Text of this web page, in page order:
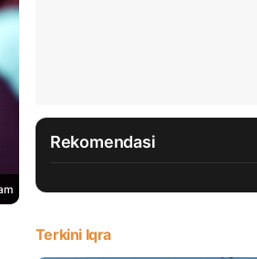
Rekomendasi
Terkini Iqra